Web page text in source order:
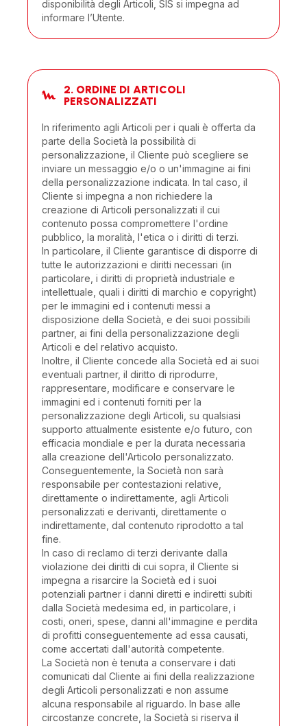
disponibilità degli Articoli, SIS si impegna ad
informare l’Utente.
2. ORDINE DI ARTICOLI
PERSONALIZZATI
In riferimento agli Articoli per i quali è offerta da
parte della Società la possibilità di
personalizzazione, il Cliente può scegliere se
inviare un messaggio e/o o un'immagine ai fini
della personalizzazione indicata. In tal caso, il
Cliente si impegna a non richiedere la
creazione di Articoli personalizzati il cui
contenuto possa compromettere l'ordine
pubblico, la moralità, l'etica o i diritti di terzi.
In particolare, il Cliente garantisce di disporre di
tutte le autorizzazioni e diritti necessari (in
particolare, i diritti di proprietà industriale e
intellettuale, quali i diritti di marchio e copyright)
per le immagini ed i contenuti messi a
disposizione della Società, e dei suoi possibili
partner, ai fini della personalizzazione degli
Articoli e del relativo acquisto.
Inoltre, il Cliente concede alla Società ed ai suoi
eventuali partner, il diritto di riprodurre,
rappresentare, modificare e conservare le
immagini ed i contenuti forniti per la
personalizzazione degli Articoli, su qualsiasi
supporto attualmente esistente e/o futuro, con
efficacia mondiale e per la durata necessaria
alla creazione dell'Articolo personalizzato.
Conseguentemente, la Società non sarà
responsabile per contestazioni relative,
direttamente o indirettamente, agli Articoli
personalizzati e derivanti, direttamente o
indirettamente, dal contenuto riprodotto a tal
fine.
In caso di reclamo di terzi derivante dalla
violazione dei diritti di cui sopra, il Cliente si
impegna a risarcire la Società ed i suoi
potenziali partner i danni diretti e indiretti subiti
dalla Società medesima ed, in particolare, i
costi, oneri, spese, danni all'immagine e perdita
di profitti conseguentemente ad essa causati,
come accertati dall'autorità competente.
La Società non è tenuta a conservare i dati
comunicati dal Cliente ai fini della realizzazione
degli Articoli personalizzati e non assume
alcuna responsabile al riguardo. In base alle
circostanze concrete, la Società si riserva il